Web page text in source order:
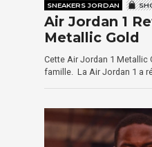
SNEAKERS JORDAN
Air Jordan 1
Metallic Gold
Cette Air Jordan 1 Metallic
famille. La Air Jordan 1 a